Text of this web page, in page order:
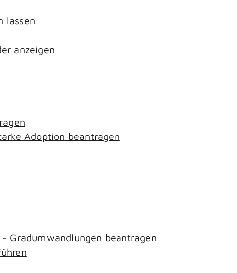
lassen
anzeigen
Adoption beantragen
Gradumwandlungen beantragen